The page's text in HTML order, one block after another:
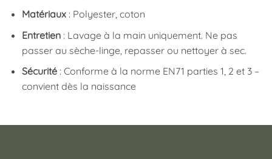
Matériaux: Polyester, coton
Entretien: Lavage à la main uniquement. Ne pas
passer au sèche-linge, repasser ou nettoyer à sec.
Sécurité: Conforme à la norme EN71 parties 1, 2 et 3 –
convient dès la naissance